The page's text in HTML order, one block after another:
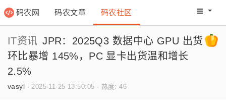
码农网 码农文章 码农社区 码农网
IT资讯 JPR：2025Q3 数据中心 GPU 出货
环比暴增 145%，PC 显卡出货温和增长
2.5%
vasyl ·2025-11-25 13:50:05 · 热度: 46